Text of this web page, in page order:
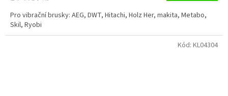
Pro vibrační brusky: AEG, DWT, Hitachi, Holz Her, makita, Metabo,
Skil, Ryobi
Kód: KL04304